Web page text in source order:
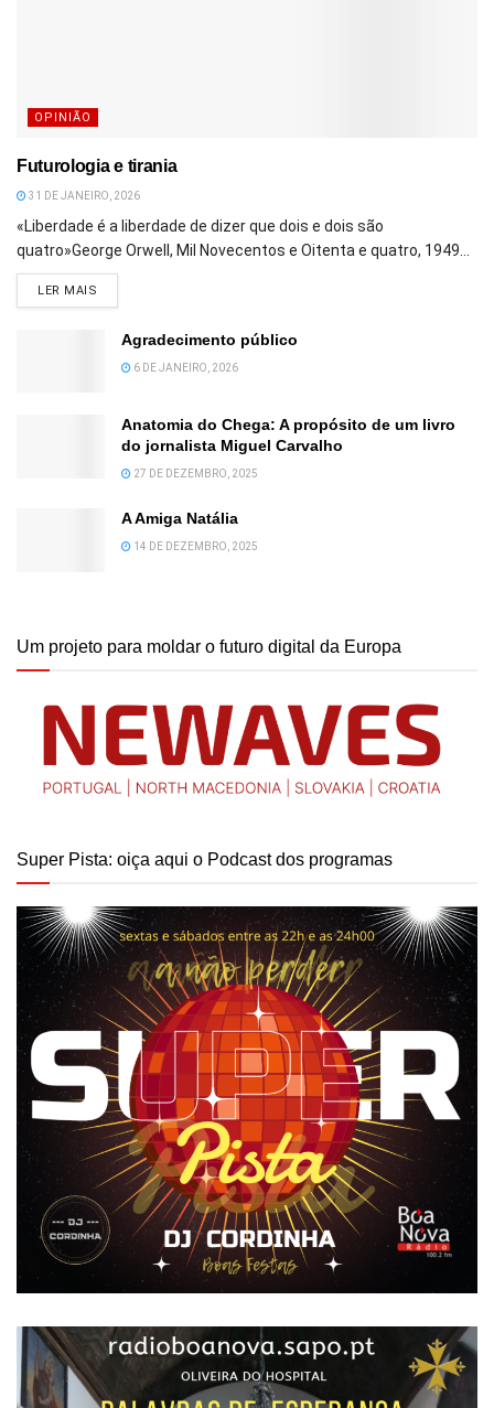
OPINIÃO
Futurologia e tirania
31 DE JANEIRO, 2026
«Liberdade é a liberdade de dizer que dois e dois são
quatro»George Orwell, Mil Novecentos e Oitenta e quatro, 1949...
LER MAIS
Agradecimento público
6 DE JANEIRO, 2026
Anatomia do Chega: A propósito de um livro
do jornalista Miguel Carvalho
27 DE DEZEMBRO, 2025
A Amiga Natália
14 DE DEZEMBRO, 2025
Um projeto para moldar o futuro digital da Europa
Super Pista: oiça aqui o Podcast dos programas